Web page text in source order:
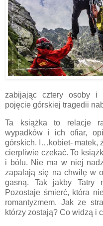
zabijając cztery osoby i
pojęcie górskiej tragedii
Ta książka to relacje
wypadków i ich ofiar,
górskich. I…kobiet- matek,
cierpliwie czekać. To
i bólu. Nie ma w niej
zapalają się na chwilę w
gasną. Tak jakby Tatry
Pozostaje śmierć, która
romantyzmem. Jak ze
którzy zostają? Co widzą i